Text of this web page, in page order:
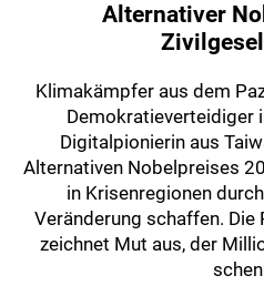
Alternativer
Klimakämpfer aus dem
Demokratieverteidiger
Digitalpionierin aus
Alternativen Nobelpreises
in Krisenregionen
Veränderung schaffen.
zeichnet Mut aus, der